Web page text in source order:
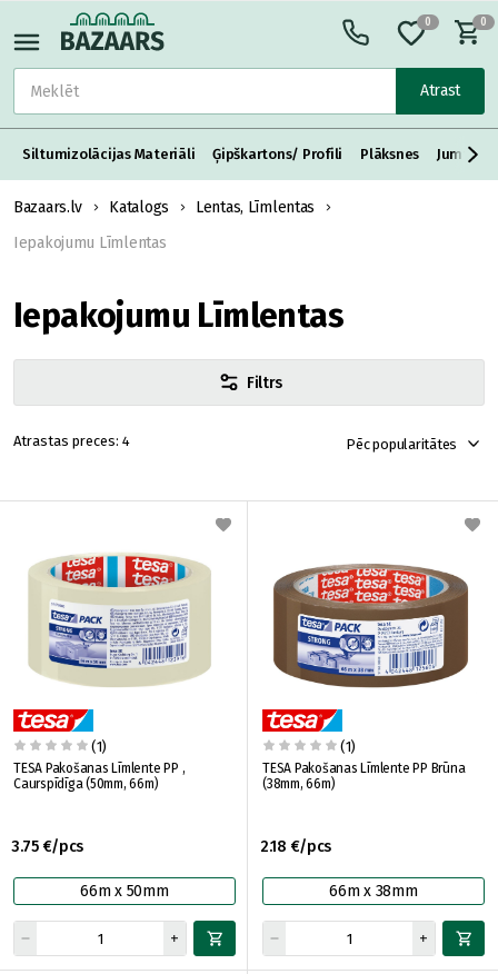
Atrast
0 0
Siltumizolācijas Materiāli Ģipškartons/ Profili Plāksnes Jumta
Bazaars.lv Katalogs
Lentas, Līmlentas
Iepakojumu Līmlentas
Iepakojumu Līmlentas
Filtrs
4 Pēc popularitātes
(1)
TESA Pakošanas Līmlente PP ,
Caurspīdīga (50mm, 66m)
3.75 €/pcs
66m x 50mm
(1)
TESA Pakošanas Līmlente PP Brūna
(38mm, 66m)
2.18 €/pcs
66m x 38mm